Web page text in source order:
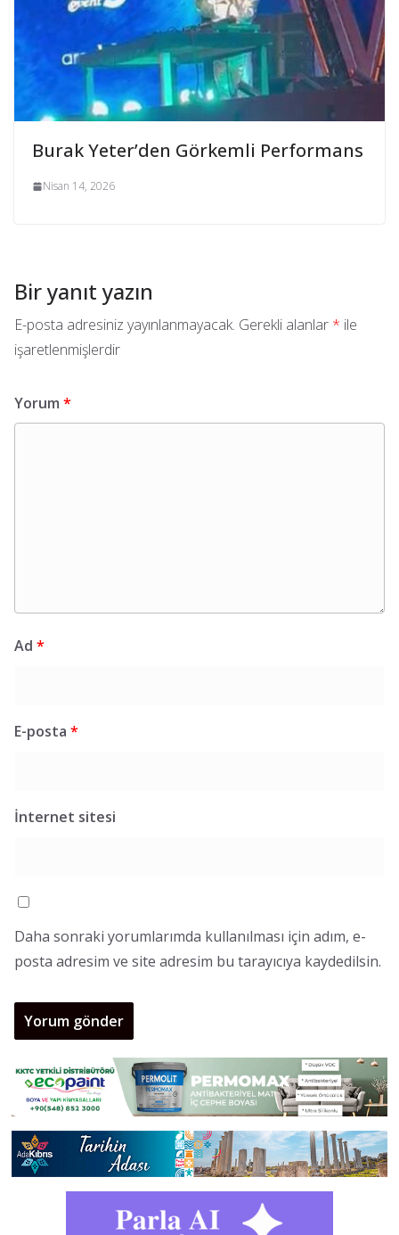
Burak Yeter’den Görkemli Performans
Nisan 14, 2026
Bir yanıt yazın
E-posta adresiniz yayınlanmayacak. Gerekli alanlar * ile
işaretlenmişlerdir
Yorum *
Ad *
E-posta *
İnternet sitesi
Daha sonraki yorumlarımda kullanılması için adım, e-
posta adresim ve site adresim bu tarayıcıya kaydedilsin.